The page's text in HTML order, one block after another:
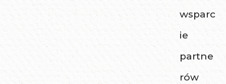
wsparc
ie
partne
rów